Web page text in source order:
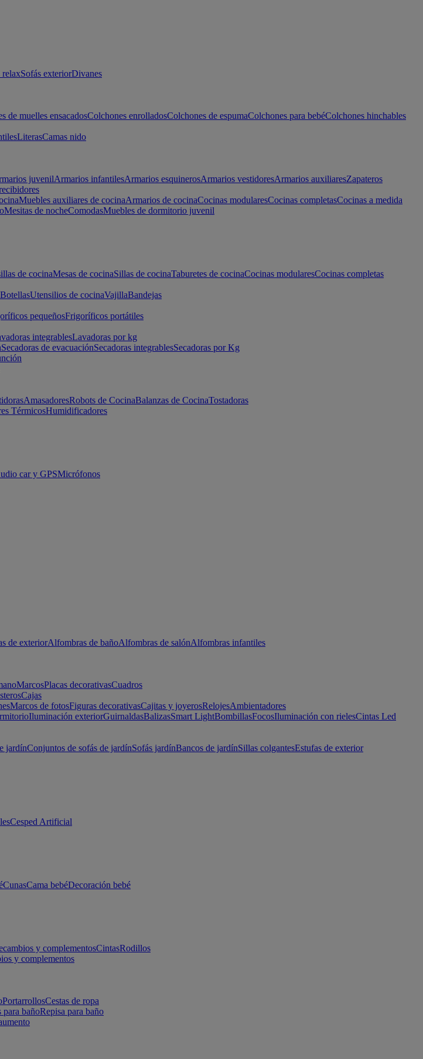
relaxSofás exteriorDivanes
de muelles ensacadosColchones enrolladosColchones de espumaColchones para bebéColchones hinchables
LiterasCamas nido
juvenilArmarios infantilesArmarios esquinerosArmarios vestidoresArmarios auxiliaresZapateros
Muebles auxiliares de cocinaArmarios de cocinaCocinas modularesCocinas completasCocinas a medida
Mesitas de nocheComodasMuebles de dormitorio juvenil
de cocinaMesas de cocinaSillas de cocinaTaburetes de cocinaCocinas modularesCocinas completas
BotellasUtensilios de cocinaVajillaBandejas
pequeñosFrigoríficos portátiles
integrablesLavadoras por kg
Secadoras de evacuaciónSecadoras integrablesSecadoras por Kg
AmasadoresRobots de CocinaBalanzas de CocinaTostadoras
TérmicosHumidificadores
car y GPSMicrófonos
de exteriorAlfombras de bañoAlfombras de salónAlfombras infantiles
MarcosPlacas decorativasCuadros
Cajas
Marcos de fotosFiguras decorativasCajitas y joyerosRelojesAmbientadores
Iluminación exteriorGuirnaldasBalizasSmart LightBombillasFocosIluminación con rielesCintas Led
jardínConjuntos de sofás de jardínSofás jardínBancos de jardínSillas colgantesEstufas de exterior
Cesped Artificial
CunasCama bebéDecoración bebé
y complementosCintasRodillos
y complementos
PortarrollosCestas de ropa
para bañoRepisa para baño